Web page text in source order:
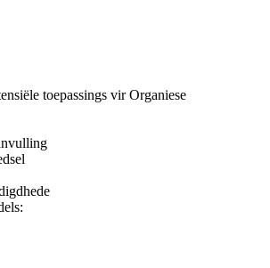
toepassings vir Organiese